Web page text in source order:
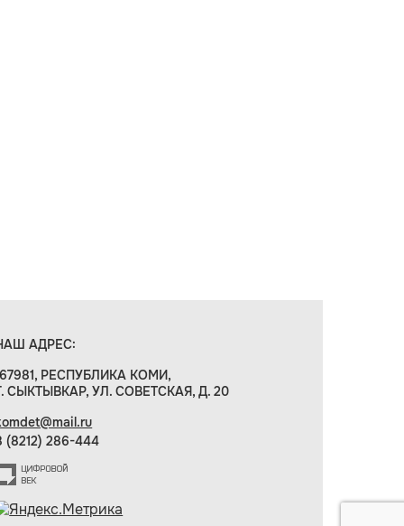
АДРЕС:
РЕСПУБЛИКА КОМИ,
СЫКТЫВКАР, УЛ. СОВЕТСКАЯ, Д. 20
(8212) 286-444